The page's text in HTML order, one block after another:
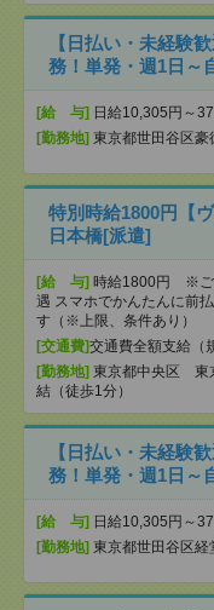
【日払い・未経験
務！単発・週1日～
[給 与] 日給10,305円～
[勤務地] 東京都世田谷区豪
特別時給1800円【
日本橋[派遣]
[給 与] 時給1800円 ※ご
遇 スマホでかんたんに前
す（※上限、条件あり）
[交通費]交通費全額支給（
[勤務地] 東京都中央区 東
結（徒歩1分）
【日払い・未経験
務！単発・週1日～
[給 与] 日給10,305円～
[勤務地] 東京都世田谷区経